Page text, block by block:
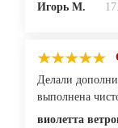
Игорь М.
Делали
выполнена
виолетта